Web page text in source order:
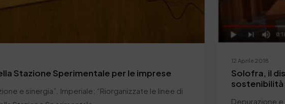
Stazione Sperimentale per le imprese
e sinergia”. Imperiale: “Riorganizzate le linee di
12 Aprile 2018
Solofra, il
Depurazione